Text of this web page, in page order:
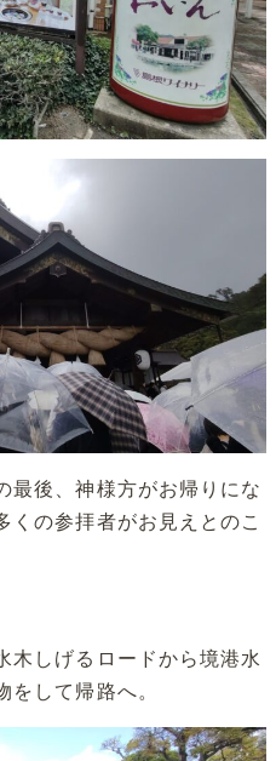
最後、神様方がお帰りにな
くの参拝者がお見えとのこ
木しげるロードから境港水
して帰路へ。